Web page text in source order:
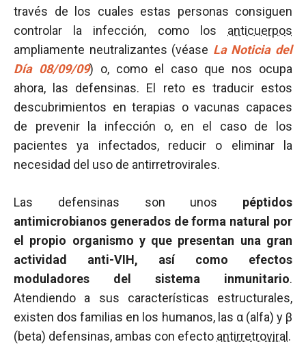
través de los cuales estas personas consiguen
controlar la infección, como los anticuerpos
ampliamente neutralizantes (véase La Noticia del
Día 08/09/09) o, como el caso que nos ocupa
ahora, las defensinas. El reto es traducir estos
descubrimientos en terapias o vacunas capaces
de prevenir la infección o, en el caso de los
pacientes ya infectados, reducir o eliminar la
necesidad del uso de antirretrovirales.
Las defensinas son unos péptidos
antimicrobianos generados de forma natural por
el propio organismo y que presentan una gran
actividad anti-VIH, así como efectos
moduladores del sistema inmunitario.
Atendiendo a sus características estructurales,
existen dos familias en los humanos, las α (alfa) y β
(beta) defensinas, ambas con efecto antirretroviral .